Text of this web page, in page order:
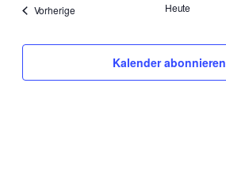
VorherigeVeranstaltungen Heute
Kalender abonnieren